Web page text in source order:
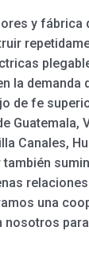
y
la
de fe
Canales,
una